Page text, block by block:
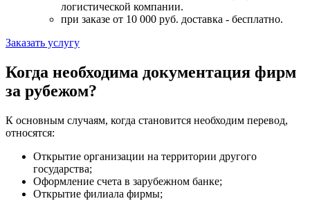
логистической компании.
при заказе от 10 000 руб. доставка - бесплатно.
Заказать услугу
Когда необходима документация фирм
за рубежом?
К основным случаям, когда становится необходим перевод,
относятся:
Открытие организации на территории другого
государства;
Оформление счета в зарубежном банке;
Открытие филиала фирмы;